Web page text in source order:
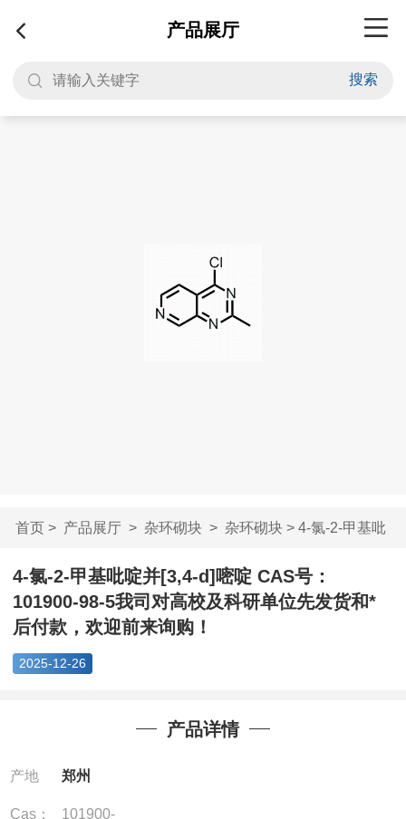
产品展厅
搜索
首页> 产品展厅> 杂环砌块> 杂环砌块> 4-氯-2-甲基吡
啶并[3,4-d]嘧啶...
4-氯-2-甲基吡啶并[3,4-d]嘧啶 CAS号：
101900-98-5我司对高校及科研单位先发货和*
后付款，欢迎前来询购！
2025-12-26
产品详情
产地 郑州
Cas：
101900-